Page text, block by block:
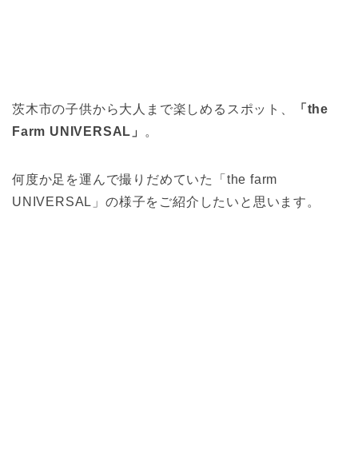
茨木市の子供から大人まで楽しめるスポット、
「the
Farm UNIVERSAL」
。
何度か足を運んで撮りだめていた「the farm
UNIVERSAL」の様子をご紹介したいと思います。